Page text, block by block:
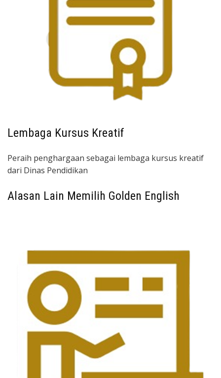
Lembaga Kursus Kreatif
Peraih penghargaan sebagai lembaga kursus kreatif
dari Dinas Pendidikan
Alasan Lain Memilih Golden English